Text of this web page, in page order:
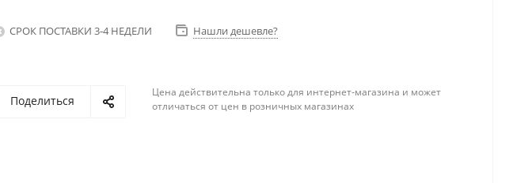
СРОК ПОСТАВКИ 3-4 НЕДЕЛИ Нашли дешевле?
Поделиться
Цена действительна только для интернет-магазина и может
отличаться от цен в розничных магазинах